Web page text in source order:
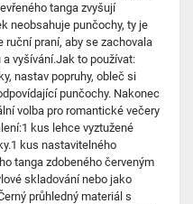
tanga zvyšují
neobsahuje punčochy, ty je
praní, aby se zachovala
vyšívání.Jak to používat:
nastav popruhy, obleč si
punčochy. Nakonec
volba pro romantické večery
kus lehce vyztužené
kus nastavitelného
tanga zdobeného červeným
skladování nebo jako
průhledný materiál s